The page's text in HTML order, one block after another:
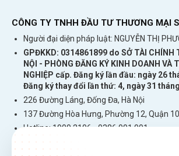
CÔNG TY TNHH ĐẦU TƯ THƯƠNG MẠI
Người đại diện pháp luật: NGUYỄN THỊ
GPĐKKD: 0314861899 do SỞ TÀI CHÍNH
NỘI - PHÒNG ĐĂNG KÝ KINH DOANH VÀ
NGHIỆP cấp. Đăng ký lần đầu: ngày 26
Đăng ký thay đổi lần thứ: 4, ngày 31
226 Đường Láng, Đống Đa, Hà Nội
137 Đường Hòa Hưng, Phường 12, Quận
Hotline: 1900 2106 - 0386 001 001
Email: